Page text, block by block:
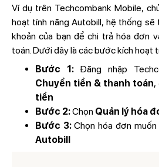
Ví dụ trên Techcombank Mobile,
hoạt tính năng Autobill, hệ thống
khoản của bạn để chi trả hóa đơn
toán. Dưới đây là các bước kích hoạt
Bước 1:Đăng nhập
Chuyển tiền & thanh toán,
tiền
Bước 2:Chọn Quản lý hóa
Bước 3:Chọn hóa đơn
Autobill